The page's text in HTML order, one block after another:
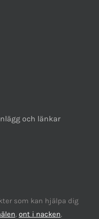
och länkar
som kan hjälpa dig
, ont i nacken,